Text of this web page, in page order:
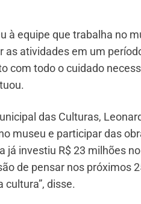
à equipe que trabalha no
as atividades em um
com todo o cuidado
das Culturas,
museu e participar das
já investiu R$ 23 milhões
de pensar nos próximos
disse.